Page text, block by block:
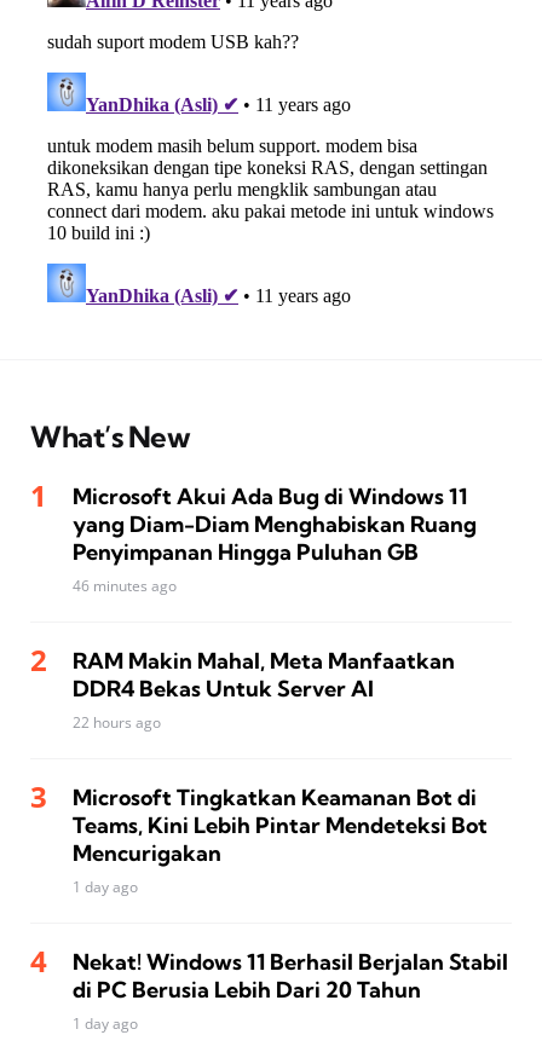
What’s New
Microsoft Akui Ada Bug di Windows 11
yang Diam-Diam Menghabiskan Ruang
Penyimpanan Hingga Puluhan GB
46 minutes ago
RAM Makin Mahal, Meta Manfaatkan
DDR4 Bekas Untuk Server AI
22 hours ago
Microsoft Tingkatkan Keamanan Bot di
Teams, Kini Lebih Pintar Mendeteksi Bot
Mencurigakan
1 day ago
Nekat! Windows 11 Berhasil Berjalan Stabil
di PC Berusia Lebih Dari 20 Tahun
1 day ago